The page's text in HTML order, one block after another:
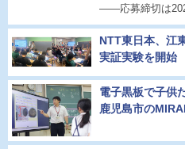
――応募締切は
NTT東日本、江
実証実験を開始
電子黒板で子供
鹿児島市の